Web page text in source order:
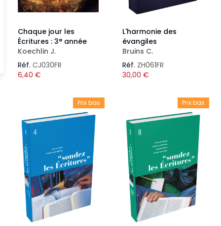
Chaque jour les
Écritures : 3° année
Koechlin J.
Réf. CJ030FR
6,40 €
L'harmonie des
évangiles
Bruins C.
Réf. ZH061FR
30,00 €
Prix bas Prix bas